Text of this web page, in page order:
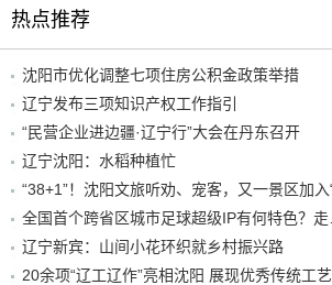
热点推荐
沈阳市优化调整七项住房公积金政策举措
辽宁发布三项知识产权工作指引
“民营企业进边疆·辽宁行”大会在丹东召开
辽宁沈阳：水稻种植忙
辽宁新宾：山间小花环织就乡村振兴路
20余项“辽工辽作”亮相沈阳 展现优秀传统工艺